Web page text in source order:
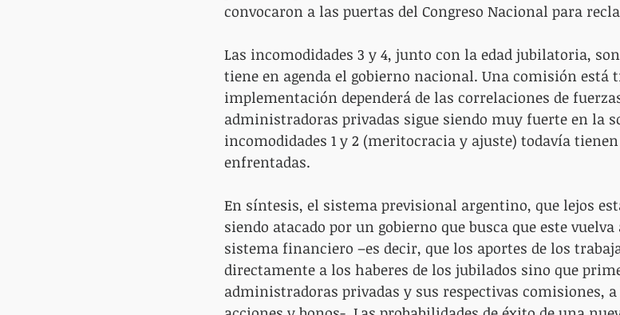
convocaron a las puertas del Congreso Nacional para
Las incomodidades 3 y 4, junto con la edad jubilatoria,
tiene en agenda el gobierno nacional. Una comisión está
implementación dependerá de las correlaciones de
administradoras privadas sigue siendo muy fuerte en la
incomodidades 1 y 2 (meritocracia y ajuste) todavía
enfrentadas.
En síntesis, el sistema previsional argentino, que lejos
siendo atacado por un gobierno que busca que este
sistema financiero –es decir, que los aportes de los
directamente a los haberes de los jubilados sino que
administradoras privadas y sus respectivas comisiones,